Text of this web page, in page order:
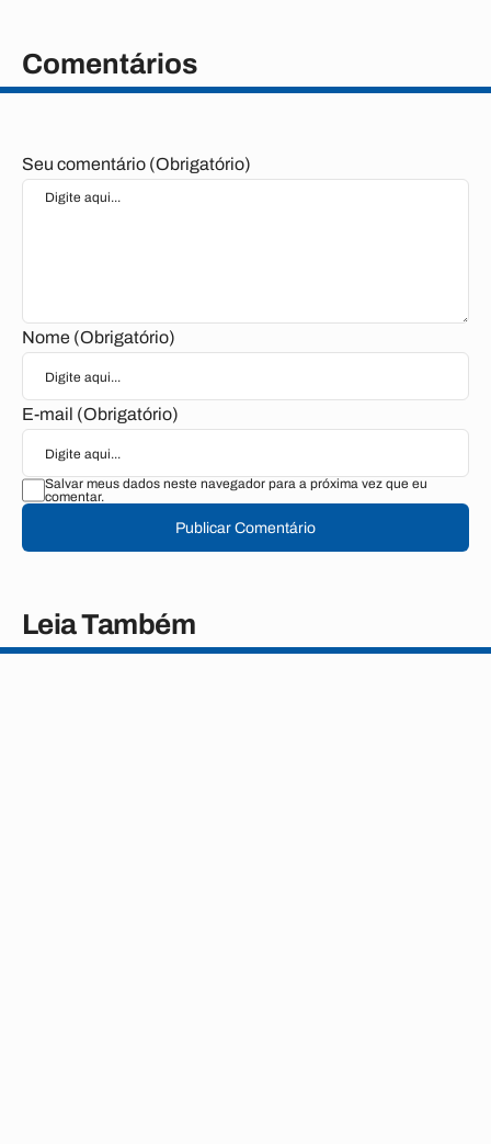
Comentários
Seu comentário (Obrigatório)
Nome (Obrigatório)
E-mail (Obrigatório)
Salvar meus dados neste navegador para a próxima vez que eu
comentar.
Publicar Comentário
Leia Também